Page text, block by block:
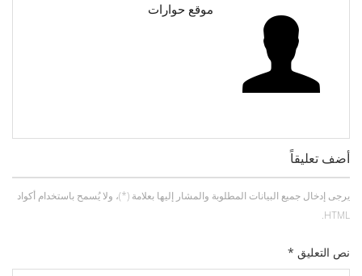
موقع حوارات
أضف تعليقاً
يرجى إدخال جميع البيانات المطلوبة والمشار إليها بعلامة (*)، ولا يُسمح باستخدام أكواد
HTML.
نص التعليق *